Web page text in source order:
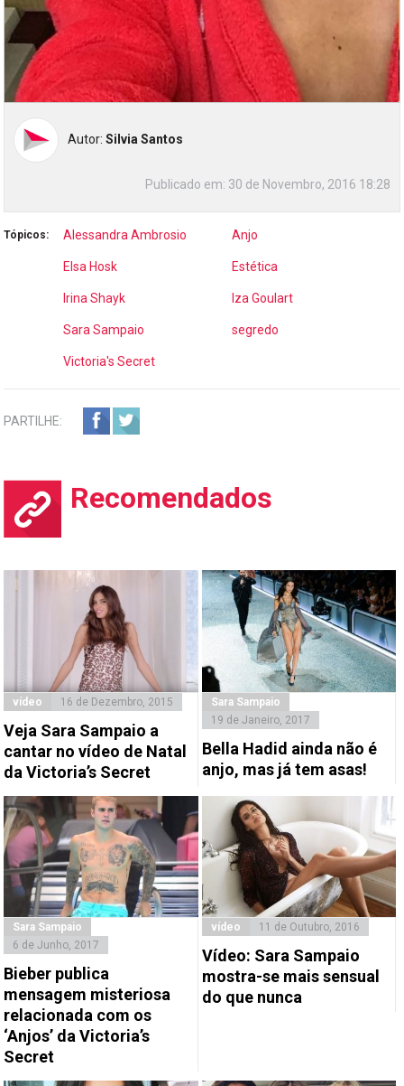
Autor:Silvia Santos
Publicado em: 30 de Novembro, 2016 18:28
Tópicos: Alessandra Ambrosio Anjo
Elsa Hosk Estética
Irina Shayk Iza Goulart
Sara Sampaio segredo
Victoria's Secret
PARTILHE:
Recomendados
vídeo 16 de Dezembro, 2015
Veja Sara Sampaio a
cantar no vídeo de Natal
da Victoria’s Secret
Sara Sampaio
19 de Janeiro, 2017
Bella Hadid ainda não é
anjo, mas já tem asas!
Sara Sampaio
6 de Junho, 2017
Bieber publica
mensagem misteriosa
relacionada com os
‘Anjos’ da Victoria’s
Secret
vídeo 11 de Outubro, 2016
Vídeo: Sara Sampaio
mostra-se mais sensual
do que nunca